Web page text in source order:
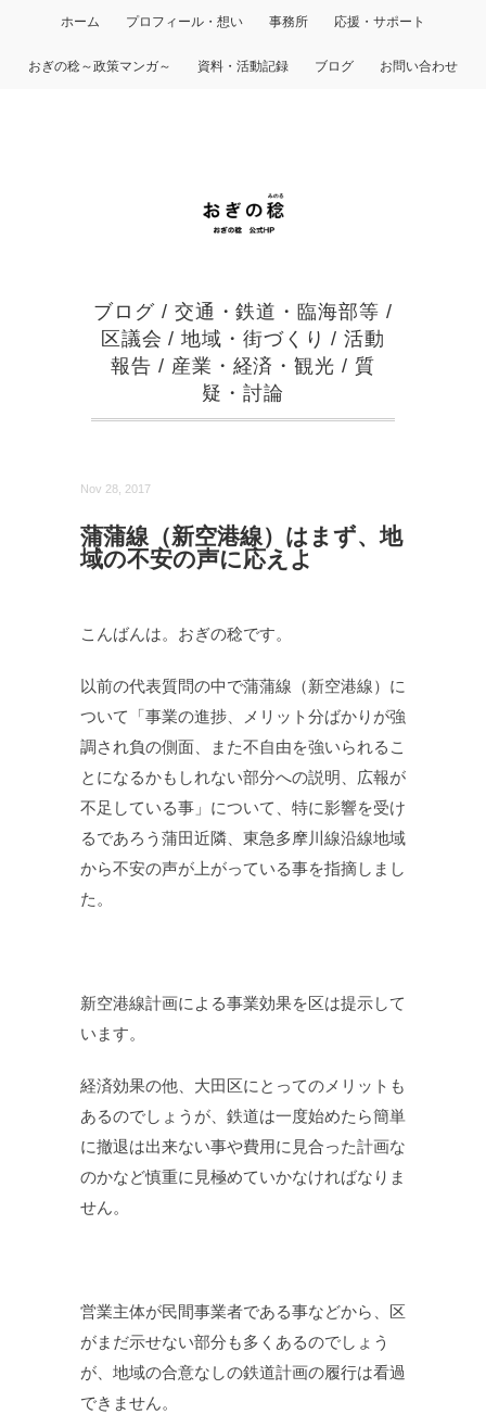
ホーム プロフィール・想い 事務所 応援・サポート
おぎの稔～政策マンガ～ 資料・活動記録 ブログ お問い合わせ
ブログ / 交通・鉄道・臨海部等 /
区議会 /地域・街づくり /活動
報告 / 産業・経済・観光 / 質
疑・討論
Nov 28, 2017
蒲蒲線（新空港線）はまず、地
域の不安の声に応えよ
こんばんは。おぎの稔です。
以前の代表質問の中で蒲蒲線（新空港線）に
ついて「事業の進捗、メリット分ばかりが強
調され負の側面、また不自由を強いられるこ
とになるかもしれない部分への説明、広報が
不足している事」について、特に影響を受け
るであろう蒲田近隣、東急多摩川線沿線地域
から不安の声が上がっている事を指摘しまし
た。
新空港線計画による事業効果を区は提示して
います。
経済効果の他、大田区にとってのメリットも
あるのでしょうが、鉄道は一度始めたら簡単
に撤退は出来ない事や費用に見合った計画な
のかなど慎重に見極めていかなければなりま
せん。
営業主体が民間事業者である事などから、区
がまだ示せない部分も多くあるのでしょう
が、地域の合意なしの鉄道計画の履行は看過
できません。